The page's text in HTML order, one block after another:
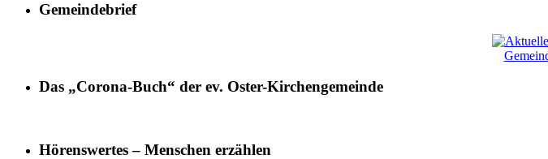
Gemeindebrief
Das „Corona-Buch“ der ev. Oster-Kirchengemeinde
Hörenswertes – Menschen erzählen